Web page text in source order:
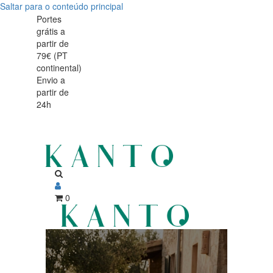
Saltar para o conteúdo principal
Peças
premium
mesa,
cozinha
vinho,
escolhidas
transformar
Copos
acessórios
vinho
experiências
sofisticadas
Portes
grátis a
partir de
79€ (PT
continental)
Envio a
partir de
24h
0